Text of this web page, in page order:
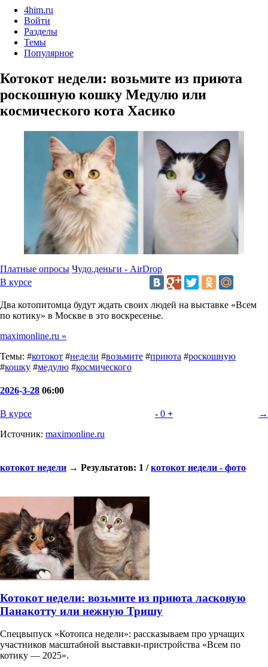
4him.ru
Войти
Разделы
Темы
Популярное
Котокот недели: возьмите из приюта
роскошную кошку Медулю или
космического кота Хасико
Платные опросы Чудо.деньги - AirDrop
В курсе
Два котопитомца будут ждать своих людей на выставке «Всем
по котику» в Москве в это воскресенье.
maximonline.ru »
Темы: #котокот #недели #возьмите #приюта #роскошную
#кошку #медулю #космического
2026-3-28 06:00
В курсе - 0 +
→
Источник: maximonline.ru
котокот недели → Результатов: 1 /котокот недели - фото
Котокот недели: возьмите из приюта ласковую
Панакотту или нежную Тришу
Спецвыпуск «Котопса недели»: рассказываем про урчащих
участников масштабной выставки-пристройства «Всем по
котику — 2025».